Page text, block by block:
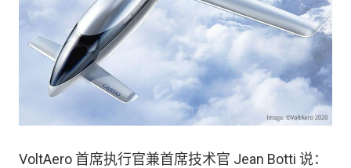
VoltAero 首席执行官兼首席技术官 Jean Botti 说：